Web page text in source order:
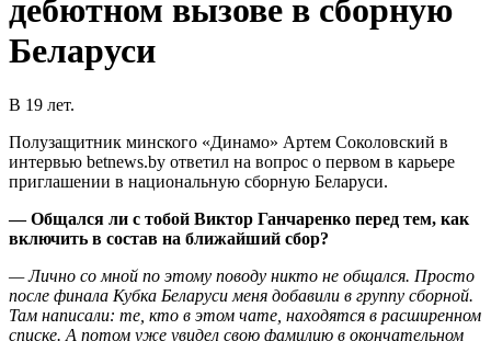
дебютном вызове в сборную
Беларуси
В 19 лет.
Полузащитник минского «Динамо» Артем Соколовский в
интервью betnews.by ответил на вопрос о первом в карьере
приглашении в национальную сборную Беларуси.
— Общался ли с тобой Виктор Ганчаренко перед тем, как
включить в состав на ближайший сбор?
— Лично со мной по этому поводу никто не общался. Просто
после финала Кубка Беларуси меня добавили в группу сборной.
Там написали: те, кто в этом чате, находятся в расширенном
списке. А потом уже увидел свою фамилию в окончательном